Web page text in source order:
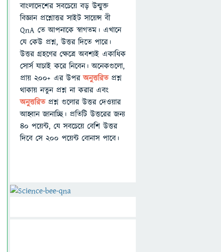
বাংলাদেশের সবচেয়ে বড় উন্মুক্ত
বিজ্ঞান প্রশ্নোত্তর সাইট সায়েন্স বী
QnA তে আপনাকে স্বাগতম। এখানে
যে কেউ প্রশ্ন, উত্তর দিতে পারে।
উত্তর গ্রহণের ক্ষেত্রে অবশ্যই একাধিক
সোর্স যাচাই করে নিবেন। অনেকগুলো,
প্রায় ২০০+ এর উপরঅনুত্তরিতপ্রশ্ন
থাকায় নতুন প্রশ্ন না করার এবং
অনুত্তরিত প্রশ্ন গুলোর উত্তর দেওয়ার
আহ্বান জানাচ্ছি। প্রতিটি উত্তরের জন্য
৪০ পয়েন্ট, যে সবচেয়ে বেশি উত্তর
দিবে সে ২০০ পয়েন্ট বোনাস পাবে।